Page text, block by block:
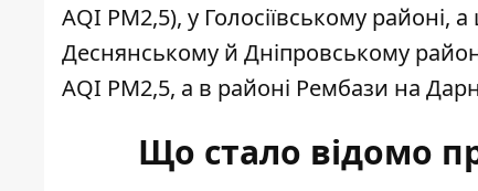
AQI PM2,5), у Голосіївському районі,
Деснянському й Дніпровському
AQI PM2,5, а в районі Рембази на
Що стало відомо